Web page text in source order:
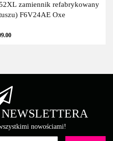
zamiennik refabrykowany
F6V24AE Oxe
nowościami!